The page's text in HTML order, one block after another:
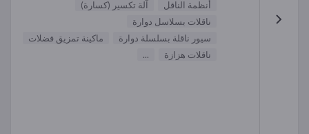
أنظمة الناقل
آلة تكسير (كسارة)
ناقلات بسلاسل دوارة
سيور ناقلة بسلسلة دوارة
ماكينة تمزيق فضلات
ناقلات هزازة
...